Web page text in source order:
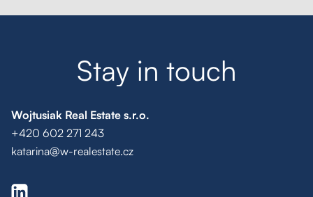
Poptávka na míru
Stay in touch
Wojtusiak Real Estate s.r.o.
+420 602 271 243
katarina@w-realestate.cz